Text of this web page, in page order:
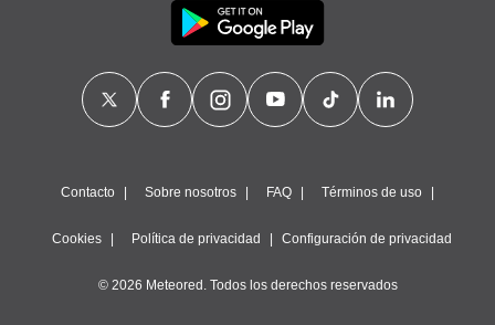
Contacto Sobre nosotros FAQ Términos de uso
Cookies Política de privacidad Configuración de privacidad
© 2026 Meteored. Todos los derechos reservados